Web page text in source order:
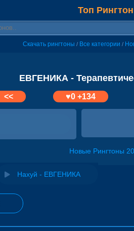
Топ Рингтон
Скачать рингтоны / Все категории /
ЕВГЕНИКА -
<< ♥0+134
Новые Рингтоны
Нахуй - ЕВГЕНИКА